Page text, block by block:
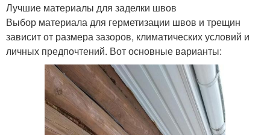
Лучшие материалы для заделки швов
Выбор материала для герметизации швов и трещин
зависит от размера зазоров, климатических условий и
личных предпочтений. Вот основные варианты: